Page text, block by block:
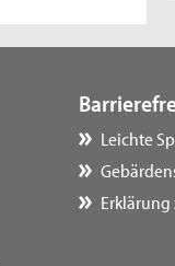
Leichte